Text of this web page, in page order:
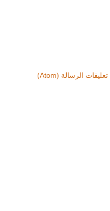
تعليقات الرسالة (Atom)